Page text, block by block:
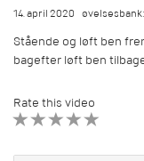
14. april 2020
Stående og løft ben
bagefter løft ben
Rate this video